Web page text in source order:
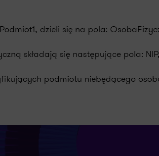
dzieli się na pola:
składają się następujące pola:
podmiotu niebędącego